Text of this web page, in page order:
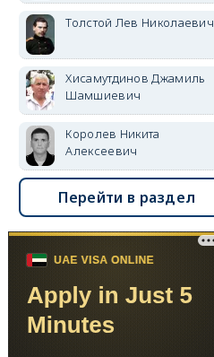
Толстой Лев Николаевич
Хисамутдинов Джамиль
Шамшиевич
Королев Никита
Алексеевич
Перейти в раздел